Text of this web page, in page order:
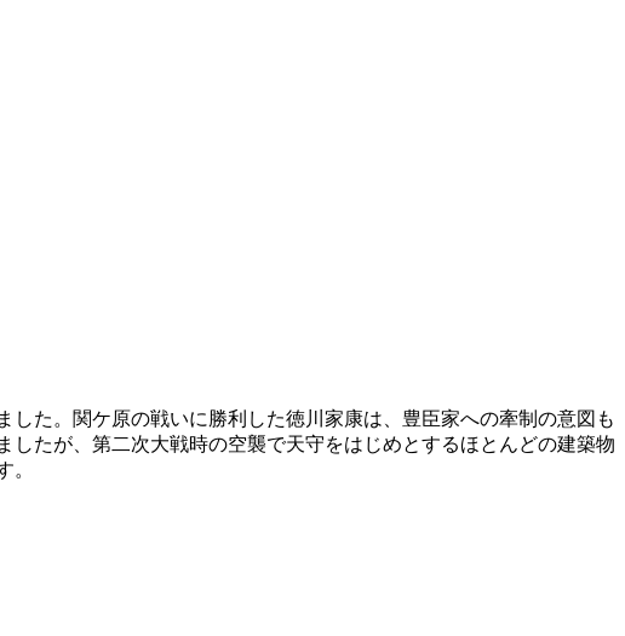
た。関ケ原の戦いに勝利した徳川家康は、豊臣家への牽制の意図も
たが、第二次大戦時の空襲で天守をはじめとするほとんどの建築物
。